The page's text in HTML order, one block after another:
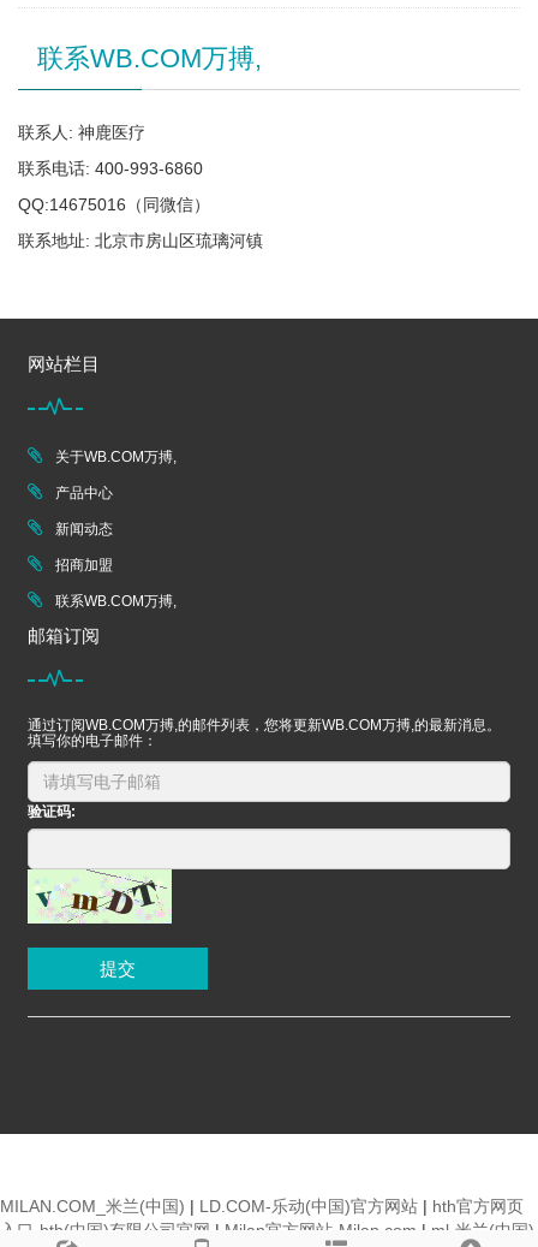
联系WB.COM万搏,
联系人: 神鹿医疗
联系电话: 400-993-6860
QQ:14675016（同微信）
联系地址: 北京市房山区琉璃河镇
网站栏目
关于WB.COM万搏,
产品中心
新闻动态
招商加盟
联系WB.COM万搏,
邮箱订阅
通过订阅WB.COM万搏,的邮件列表，您将更新WB.COM万搏,的最新消息。
填写你的电子邮件：
验证码:
提交
MILAN.COM_米兰(中国) | LD.COM-乐动(中国)官方网站 | hth官方网页
入口-hth(中国)有限公司官网 | Milan官方网站-Milan.com | ml-米兰(中国)